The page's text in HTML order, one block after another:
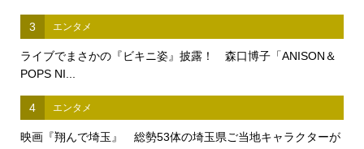
3 エンタメ
ライブでまさかの『ビキニ姿』披露！ 森口博子「ANISON＆
POPS NI...
4 エンタメ
映画『翔んで埼玉』 総勢53体の埼玉県ご当地キャラクターが